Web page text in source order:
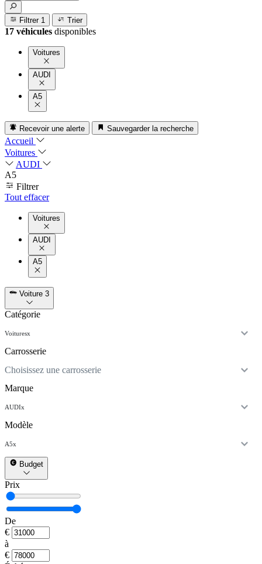
Filtrer 1 Trier
17 véhicules disponibles
Voitures
AUDI
A5
Recevoir une alerte Sauvegarder la recherche
Accueil
Voitures
AUDI
A5
Filtrer
Tout effacer
Voitures
AUDI
A5
Voiture 3
Catégorie
Voituresx
Carrosserie
Choisissez une carrosserie
Marque
AUDIx
Modèle
A5x
Budget
Prix
De
€
à
€